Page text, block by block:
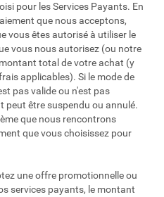
pour les Services Payants. En
que nous acceptons,
vous êtes autorisé à utiliser le
vous nous autorisez (ou notre
total de votre achat (y
applicables). Si le mode de
pas valide ou n'est pas
peut être suspendu ou annulé.
que nous rencontrons
que vous choisissez pour
une offre promotionnelle ou
services payants, le montant